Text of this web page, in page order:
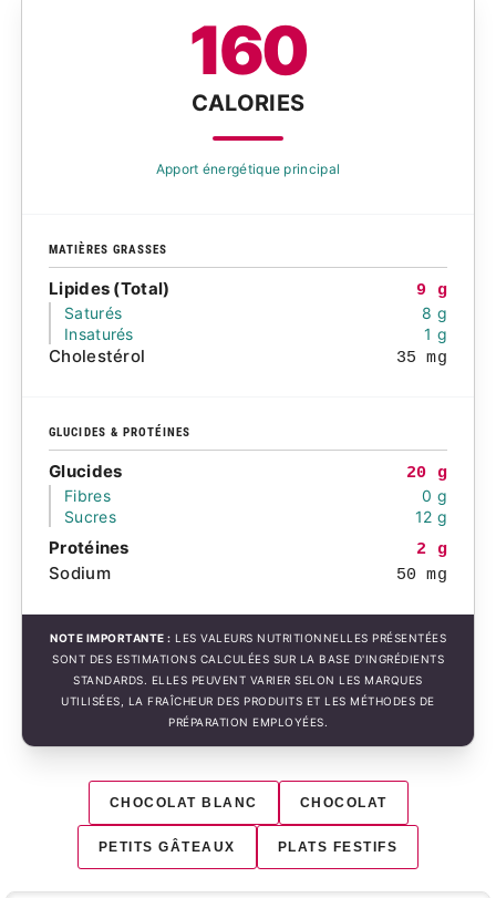
160
CALORIES
Apport énergétique principal
MATIÈRES GRASSES
Lipides (Total)
9 g
Saturés
8 g
Insaturés
1 g
Cholestérol 35 mg
GLUCIDES & PROTÉINES
Glucides
20 g
Fibres
0 g
Sucres
12 g
Protéines 2 g
Sodium 50 mg
NOTE IMPORTANTE : LES VALEURS NUTRITIONNELLES PRÉSENTÉES
SONT DES ESTIMATIONS CALCULÉES SUR LA BASE D'INGRÉDIENTS
STANDARDS. ELLES PEUVENT VARIER SELON LES MARQUES
UTILISÉES, LA FRAÎCHEUR DES PRODUITS ET LES MÉTHODES DE
PRÉPARATION EMPLOYÉES.
CHOCOLAT BLANC CHOCOLAT
PETITS GÂTEAUX PLATS FESTIFS